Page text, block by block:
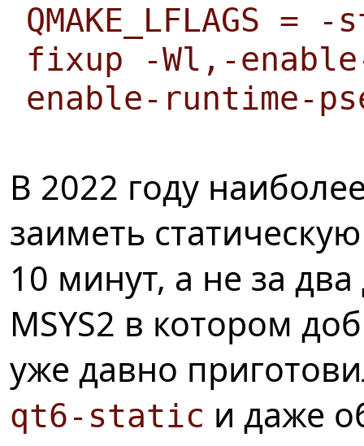
QMAKE_LFLAGS
fixup -Wl,-
enable-runtime-
В 2022 году
заиметь
10 минут, а не за
MSYS2 в котором
уже давно
qt6-static и даже